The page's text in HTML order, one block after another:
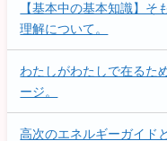
【基本中の基本知識】
理解について。
わたしがわたしで在るた
ージ。
高次のエネルギーガイド